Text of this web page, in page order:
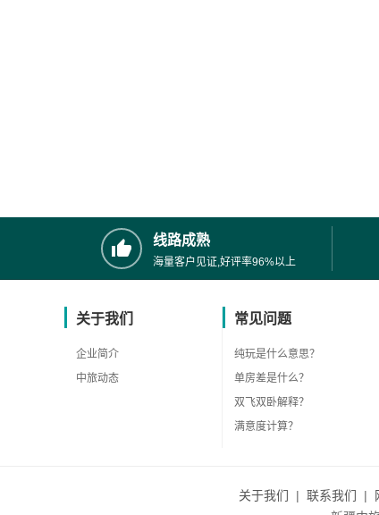
线路成熟
海量客户见证,好评率96%以上
关于我们
企业简介
中旅动态
常见问题
纯玩是什么意思？
单房差是什么？
双飞双卧解释？
满意度计算？
关于我们 | 联系我们 |